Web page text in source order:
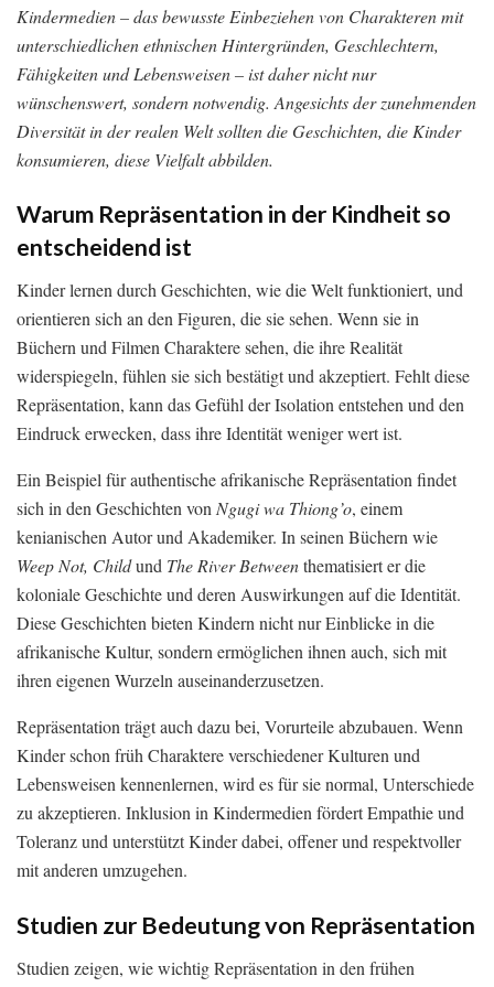
Kindermedien – das bewusste Einbeziehen von Charakteren mit
unterschiedlichen ethnischen Hintergründen, Geschlechtern,
Fähigkeiten und Lebensweisen – ist daher nicht nur
wünschenswert, sondern notwendig. Angesichts der zunehmenden
Diversität in der realen Welt sollten die Geschichten, die Kinder
konsumieren, diese Vielfalt abbilden.
Warum Repräsentation in der Kindheit so
entscheidend ist
Kinder lernen durch Geschichten, wie die Welt funktioniert, und
orientieren sich an den Figuren, die sie sehen. Wenn sie in
Büchern und Filmen Charaktere sehen, die ihre Realität
widerspiegeln, fühlen sie sich bestätigt und akzeptiert. Fehlt diese
Repräsentation, kann das Gefühl der Isolation entstehen und den
Eindruck erwecken, dass ihre Identität weniger wert ist.
Ein Beispiel für authentische afrikanische Repräsentation findet
sich in den Geschichten von Ngugi wa Thiong’o, einem
kenianischen Autor und Akademiker. In seinen Büchern wie
Weep Not, Childund The River Betweenthematisiert er die
koloniale Geschichte und deren Auswirkungen auf die Identität.
Diese Geschichten bieten Kindern nicht nur Einblicke in die
afrikanische Kultur, sondern ermöglichen ihnen auch, sich mit
ihren eigenen Wurzeln auseinanderzusetzen.
Repräsentation trägt auch dazu bei, Vorurteile abzubauen. Wenn
Kinder schon früh Charaktere verschiedener Kulturen und
Lebensweisen kennenlernen, wird es für sie normal, Unterschiede
zu akzeptieren. Inklusion in Kindermedien fördert Empathie und
Toleranz und unterstützt Kinder dabei, offener und respektvoller
mit anderen umzugehen.
Studien zur Bedeutung von Repräsentation
Studien zeigen, wie wichtig Repräsentation in den frühen